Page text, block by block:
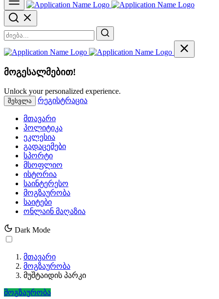
მოგესალმებით!
Unlock your personalized experience.
შესვლა რეგისტრაცია
მთავარი
პოლიტიკა
ეკლესია
გადაცემები
სპორტი
მსოფლიო
ისტორია
საინტერესო
მოგზაურობა
საიტები
ონლაინ მაღაზია
Dark Mode
მთავარი
მოგზაურობა
მუშტაიდის პარკი
მოგზაურობა